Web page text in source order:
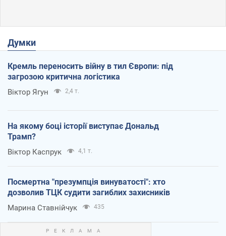
Думки
Кремль переносить війну в тил Європи: під
загрозою критична логістика
Віктор Ягун 2,4 т.
На якому боці історії виступає Дональд
Трамп?
Віктор Каспрук 4,1 т.
Посмертна "презумпція винуватості": хто
дозволив ТЦК судити загиблих захисників
Марина Ставнійчук 435